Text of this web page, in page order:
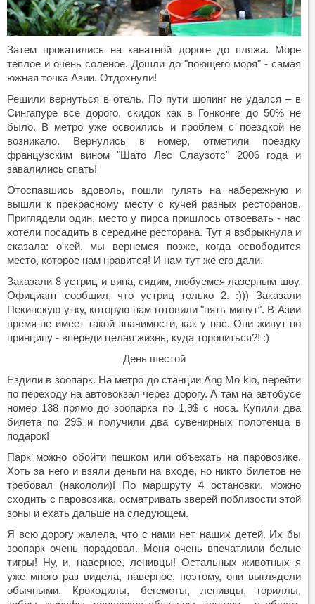
Затем прокатились на канатной дороге до пляжа. Море
теплое и очень соленое. Дошли до "поющего моря" - самая
южная точка Азии. Отдохнули!
Решили вернуться в отель. По пути шопинг не удался – в
Сингапуре все дорого, скидок как в Гонконге до 50% не
было. В метро уже освоились и проблем с поездкой не
возникало. Вернулись в номер, отметили поездку
французским вином "Шато Лес Слаузотс" 2006 года и
завалились спать!
Отоспавшись вдоволь, пошли гулять на набережную и
вышли к прекрасному месту с кучей разных ресторанов.
Приглядели один, место у пирса пришлось отвоевать - нас
хотели посадить в середине ресторана. Тут я взбрыкнула и
сказала: о'кей, мы вернемся позже, когда освободится
место, которое нам нравится! И нам тут же его дали.
Заказали 8 устриц и вина, сидим, любуемся лазерным шоу.
Официант сообщил, что устриц только 2. :))) Заказали
Пекинскую утку, которую нам готовили "пять минут". В Азии
время не имеет такой значимости, как у нас. Они живут по
принципу - впереди целая жизнь, куда торопиться?! :)
День шестой
Ездили в зоопарк. На метро до станции Ang Mo kio, перейти
по переходу на автовокзал через дорогу. А там на автобусе
номер 138 прямо до зоопарка по 1,9$ с носа. Купили два
билета по 29$ и получили два сувенирных полотенца в
подарок!
Парк можно обойти пешком или объехать на паровозике.
Хоть за него и взяли деньги на входе, но никто билетов не
требовал (накололи)! По маршруту 4 остановки, можно
сходить с паровозика, осматривать зверей поблизости этой
зоны и ехать дальше на следующем.
Я всю дорогу жалела, что с нами нет наших детей. Их бы
зоопарк очень порадовал. Меня очень впечатлили белые
тигры! Ну, и, наверное, ленивцы! Остальных животных я
уже много раз видела, наверное, поэтому, они выглядели
обычными. Крокодилы, бегемоты, ленивцы, гориллы,